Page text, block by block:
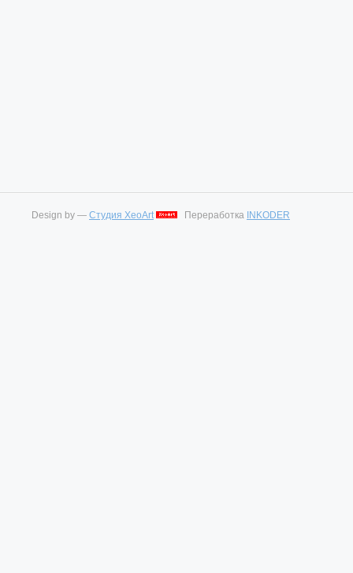
Design by — Студия XeoArt Переработка INKODER